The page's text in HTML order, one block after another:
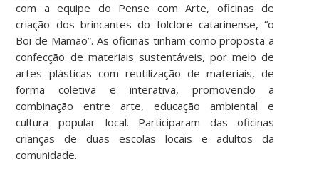
com a equipe do Pense com Arte, oficinas de
criação dos brincantes do folclore catarinense, “o
Boi de Mamão”. As oficinas tinham como proposta a
confecção de materiais sustentáveis, por meio de
artes plásticas com reutilização de materiais, de
forma coletiva e interativa, promovendo a
combinação entre arte, educação ambiental e
cultura popular local. Participaram das oficinas
crianças de duas escolas locais e adultos da
comunidade.